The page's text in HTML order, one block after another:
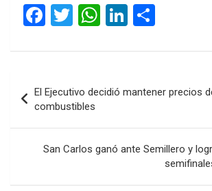
F
ce
o
o
k
T
tt
W
at
A
p
p
Li
ke
n
m
ar
tir
de
entradas
El Ejecutivo decidió mantener precios
combustibles
San Carlos ganó ante Semillero y